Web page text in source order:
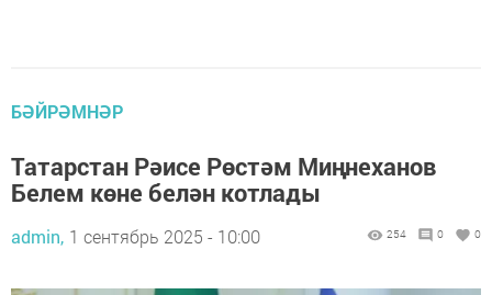
БӘЙРӘМНӘР
Татарстан Рәисе Рөстәм Миңнеханов
Белем көне белән котлады
admin, 1 сентябрь 2025 - 10:00 254 0 0